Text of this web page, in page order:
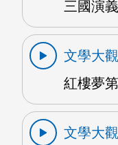
三國演
文學大
紅樓夢
文學大